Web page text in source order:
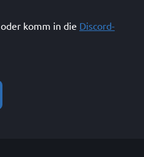
oder komm in die Discord-